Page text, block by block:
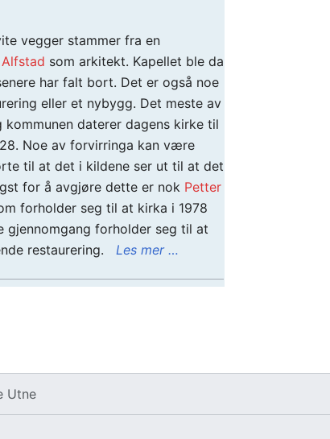
vegger stammer fra en
som arkitekt. Kapellet ble da
har falt bort. Det er også noe
eller et nybygg. Det meste av
daterer dagens kirke til
Noe av forvirringa kan være
til at det i kildene ser ut til at det
for å avgjøre dette er nok Petter
forholder seg til at kirka i 1978
gjennomgang forholder seg til at
restaurering.Les mer …
Utne